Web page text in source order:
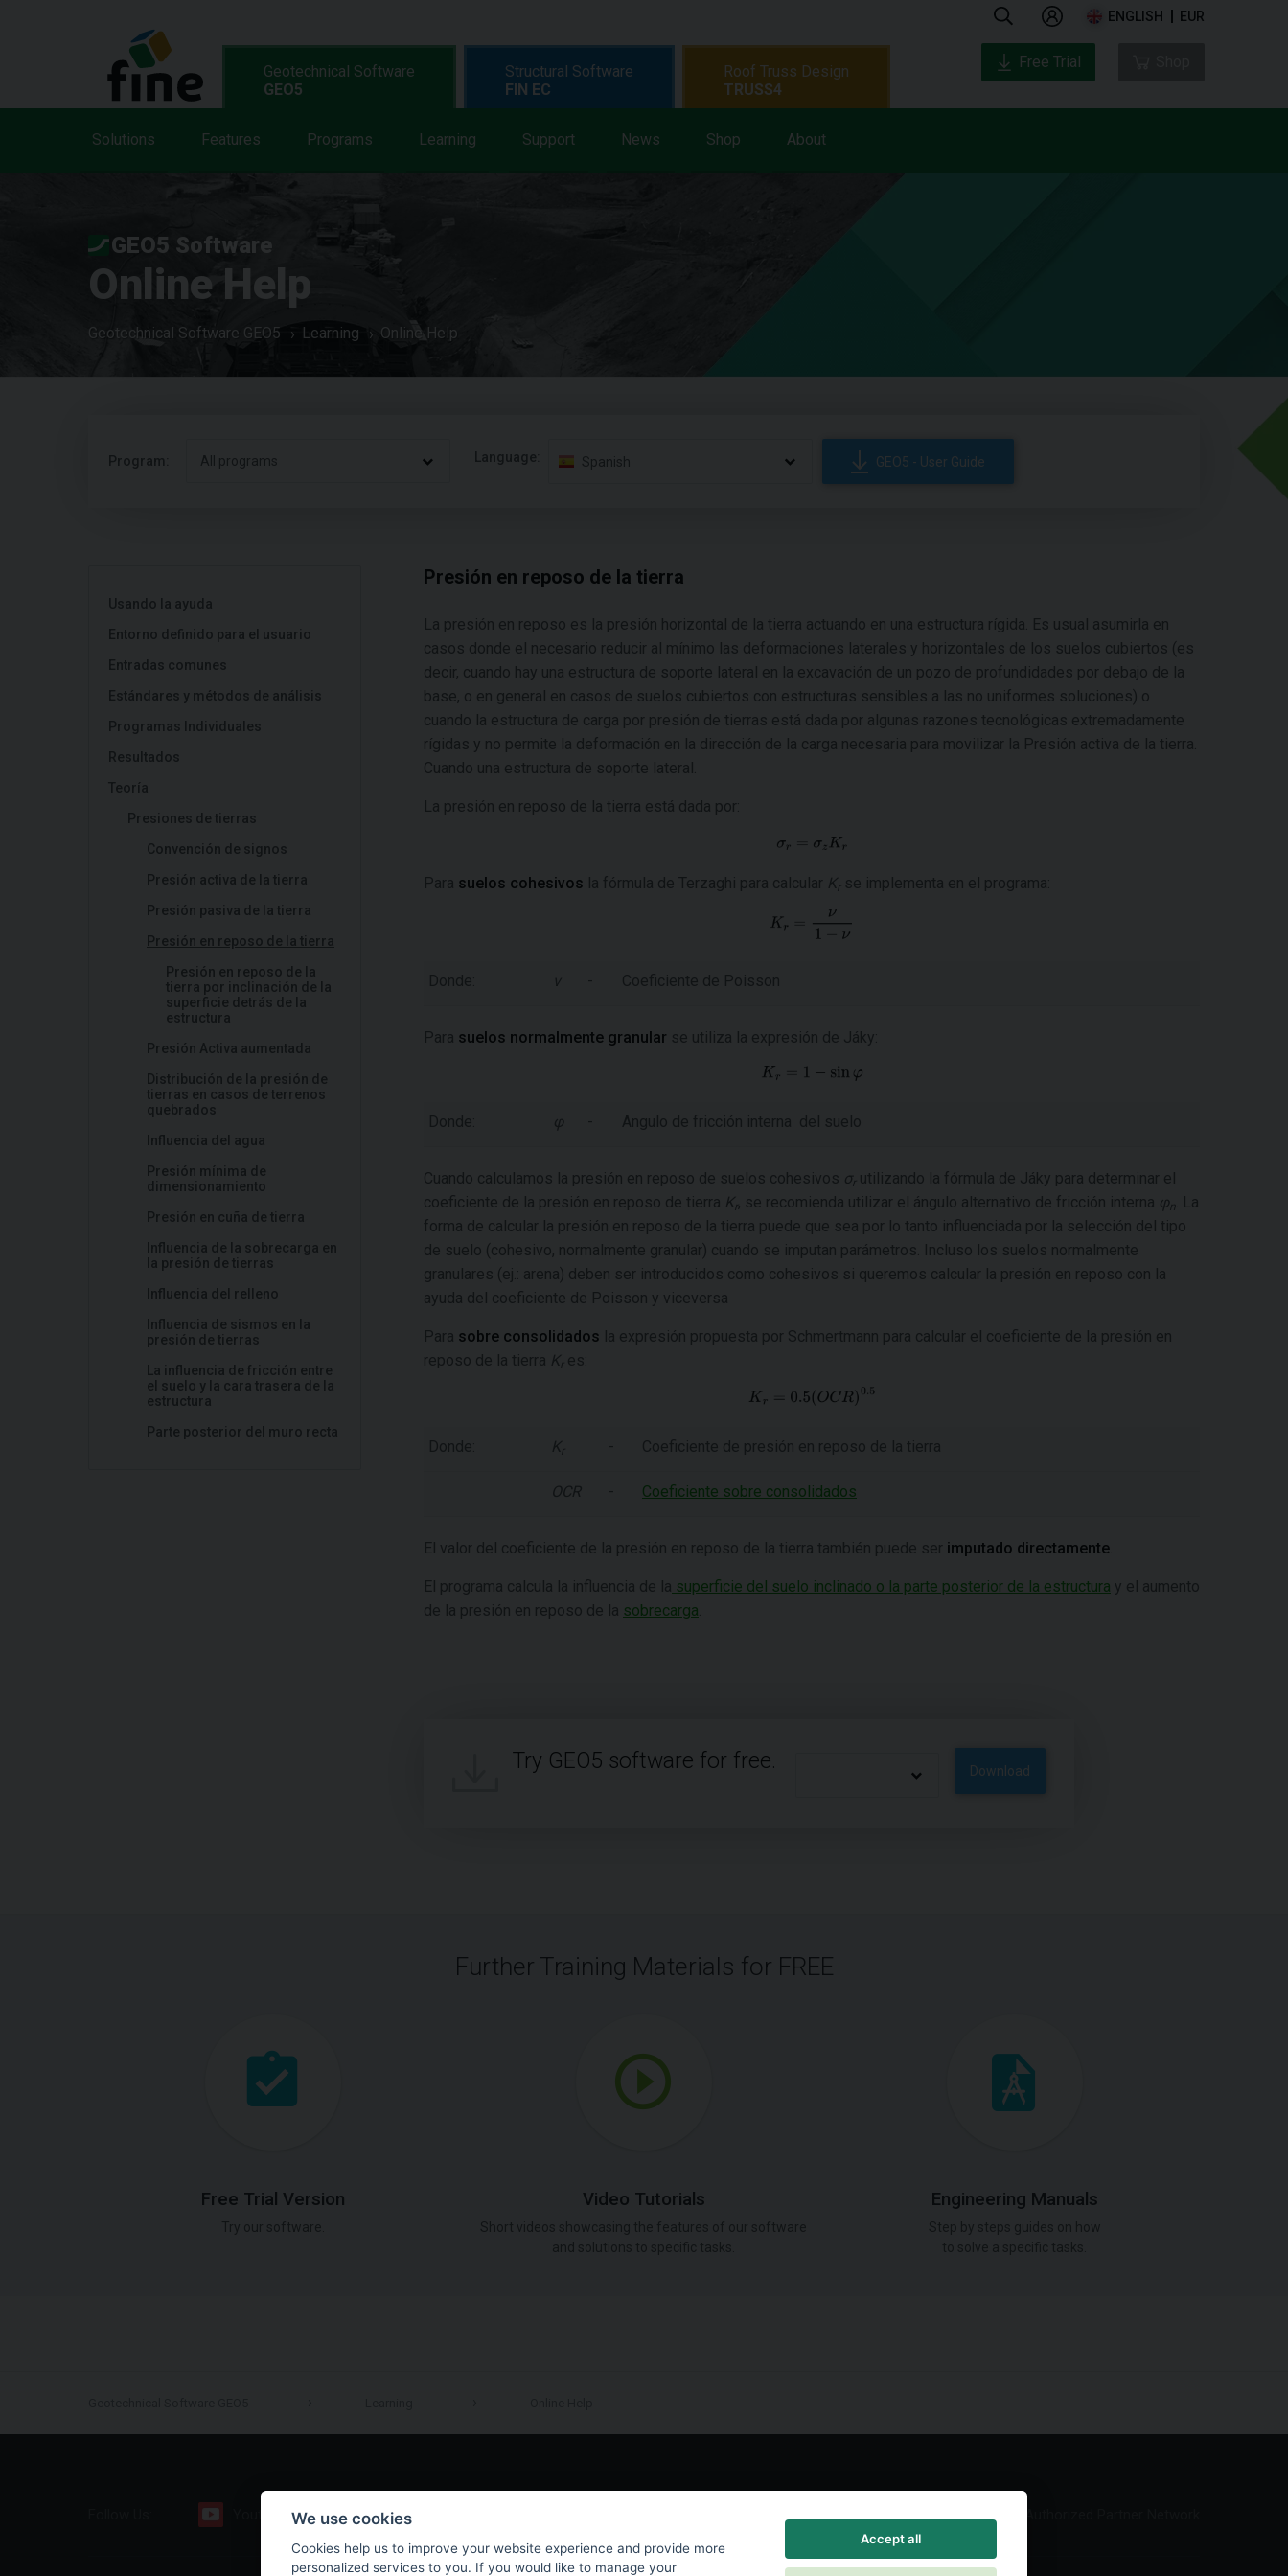
ENGLISH EUR
Geotechnical Software
GEO5
Solutions Features Programs Learning Support News Shop About
Structural Software
FIN EC
Roof Truss Design
TRUSS4
Free Trial
GEO5 Software
Online Help
Geotechnical Software GEO5 Learning Online Help
Program: All programs Language: Spanish GEO5 - User Guide
Usando la ayuda
Entorno definido para el usuario
Entradas comunes
Estándares y métodos de análisis
Programas Individuales
Resultados
Teoría
Presiones de tierras
Convención de signos
Presión activa de la tierra
Presión pasiva de la tierra
Presión en reposo de la tierra
Presión en reposo de la
tierra por inclinación de la
superficie detrás de la
estructura
Presión Activa aumentada
Distribución de la presión de
tierras en casos de terrenos
quebrados
Influencia del agua
Presión mínima de
dimensionamiento
Presión en cuña de tierra
Influencia de la sobrecarga en
la presión de tierras
Influencia del relleno
Influencia de sismos en la
presión de tierras
La influencia de fricción entre
el suelo y la cara trasera de la
estructura
Parte posterior del muro recta
Presión en reposo de la tierra
La presión en reposo es la presión horizontal de la tierra actuando en una estructura rígida. Es usual asumirla en
casos donde el necesario reducir al mínimo las deformaciones laterales y horizontales de los suelos cubiertos (es
decir, cuando hay una estructura de soporte lateral en la excavación de un pozo de profundidades por debajo de la
base, o en general en casos de suelos cubiertos con estructuras sensibles a las no uniformes soluciones) o
cuando la estructura de carga por presión de tierras está dada por algunas razones tecnológicas extremadamente
rígidas y no permite la deformación en la dirección de la carga necesaria para movilizar la Presión activa de la tierra.
Cuando una estructura de soporte lateral.
La presión en reposo de la tierra está dada por:
Para suelos cohesivos la fórmula de Terzaghi para calcular Kr se implementa en el programa:
Donde: ν - Coeficiente de Poisson
Para suelos normalmente granular se utiliza la expresión de Jáky:
Donde: φ - Angulo de fricción interna del suelo
Cuando calculamos la presión en reposo de suelos cohesivos σr utilizando la fórmula de Jáky para determinar el
coeficiente de la presión en reposo de tierra Kr, se recomienda utilizar el ángulo alternativo de fricción interna φn
. La
forma de calcular la presión en reposo de la tierra puede que sea por lo tanto influenciada por la selección del tipo
de suelo (cohesivo, normalmente granular) cuando se imputan parámetros. Incluso los suelos normalmente
granulares (ej.: arena) deben ser introducidos como cohesivos si queremos calcular la presión en reposo con la
ayuda del coeficiente de Poisson y viceversa
Para sobre consolidados la expresión propuesta por Schmertmann para calcular el coeficiente de la presión en
reposo de la tierra Kr es:
Donde: Kr - Coeficiente de presión en reposo de la tierra
OCR - Coeficiente sobre consolidados
El valor del coeficiente de la presión en reposo de la tierra también puede ser imputado directamente
El programa calcula la influencia de la superficie del suelo inclinado o la parte posterior de la estructura y el aumento
de la presión en reposo de la sobrecarga
Try GEO5 software for free. Download
Further Training Materials for FREE
Free Trial Version Video Tutorials Engineering Manuals
Facebook
We use cookies
Cookies help us to improve your website experience and provide more
personalized services to you. If you would like to manage your
Accept all